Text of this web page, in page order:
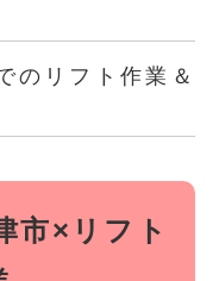
のリフト作業＆
市×リフト